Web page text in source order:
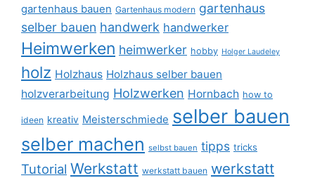
gartenhaus bauen Gartenhaus modern gartenhaus
selber bauen handwerk handwerker
Heimwerken heimwerker hobby Holger Laudeley
holz Holzhaus Holzhaus selber bauen
holzverarbeitung Holzwerken Hornbach how to
ideen kreativ Meisterschmiede selber bauen
selber machen selbst bauen tipps tricks
Tutorial Werkstatt werkstatt bauen werkstatt